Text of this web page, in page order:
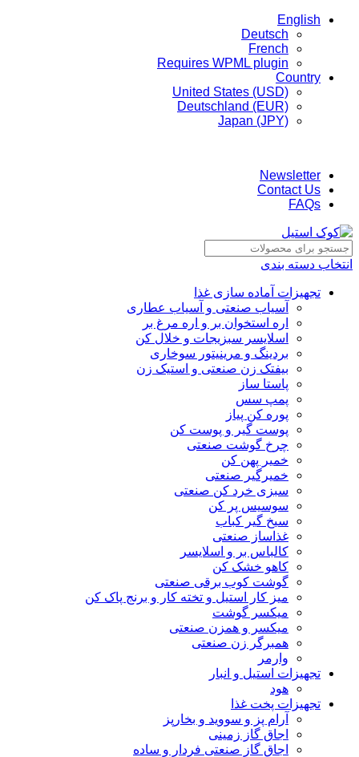
English
Deutsch
French
Requires WPML plugin
Country
United States (USD)
Deutschland (EUR)
Japan (JPY)
Newsletter
Contact Us
FAQs
انتخاب دسته بندی
تجهیزات آماده سازی غذا
آسیاب صنعتی و آسیاب عطاری
اره استخوان بر و اره مرغ بر
اسلایسر سبزیجات و خلال کن
بردینگ و مرینیتور سوخاری
بیفتک زن صنعتی و استیک زن
پاستا ساز
پمپ سس
پوره کن پیاز
پوست گیر و پوست کن
چرخ گوشت صنعتی
خمیر پهن کن
خمیرگیر صنعتی
سبزی خرد کن صنعتی
سوسیس پر کن
سیخ گیر کباب
غذاساز صنعتی
کالباس بر و اسلایسر
کاهو خشک کن
گوشت کوب برقی صنعتی
میز کار استیل و تخته کار و برنج پاک کن
میکسر گوشت
میکسر و همزن صنعتی
همبرگر زن صنعتی
وارمر
تجهیزات استیل و انبار
هود
تجهیزات پخت غذا
آرام پز و سووید و بخارپز
اجاق گاز زمینی
اجاق گاز صنعتی فردار و ساده